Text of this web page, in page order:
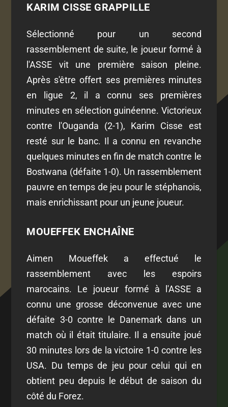
KARIM CISSE GRAPPILLE
Sélectionné pour un second
rassemblement de suite, le joueur formé à
l'ASSE vit une première saison pleine.
Après s'être offert ses premières minutes
en ligue 2, il a connu ses premières
minutes en sélection guinéenne. Victorieux
contre l'Ouganda (2-1), Karim Cisse est
resté sur le banc. Il a connu en revanche
quelques minutes en fin de match contre le
Bostwana (défaite 1-0). Un rassemblement
pauvre en temps de jeu pour le stéphanois,
mais enrichissant pour un jeune joueur.
MOUEFFEK ENCHAÎNE
Aimen Moueffek a effectué le
rassemblement avec les espoirs
marocains. Le joueur formé à l'ASSE a
connu une grosse déconvenue avec une
défaite 3-0 contre le Danemark dans un
match où il était titulaire. Il a ensuite joué
30 minutes lors de la victoire 1-0 contre les
USA. Du temps de jeu pour celui qui en
obtient peu depuis le début de saison du
côté du Forez.